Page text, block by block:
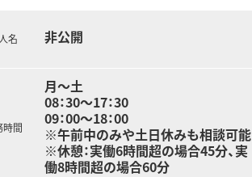
名 非公開
時間
月～土
08：30～17：30
09：00～18：00
※午前中のみや土日休みも相談可能
※休憩：実働6時間超の場合45分、実
働8時間超の場合60分